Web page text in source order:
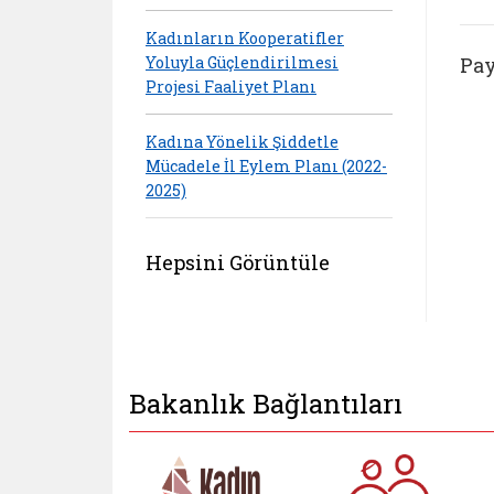
Kadınların Kooperatifler
Yoluyla Güçlendirilmesi
Projesi Faaliyet Planı
Kadına Yönelik Şiddetle
Mücadele İl Eylem Planı (2022-
2025)
Hepsini Görüntüle
Bakanlık Bağlantıları